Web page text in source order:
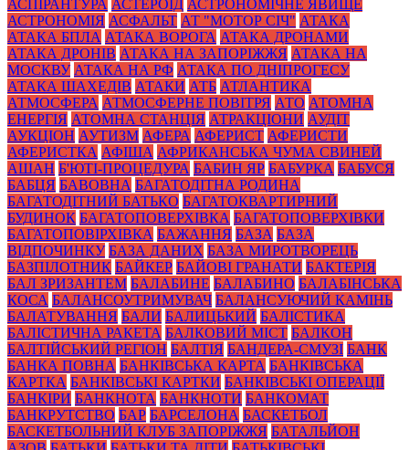
АСПІРАНТУРА АСТЕРОЇД АСТРОНОМІЧНЕ ЯВИЩЕ
АСТРОНОМІЯ АСФАЛЬТ АТ "МОТОР СІЧ" АТАКА
АТАКА БПЛА АТАКА ВОРОГА АТАКА ДРОНАМИ
АТАКА ДРОНІВ АТАКА НА ЗАПОРІЖЖЯ АТАКА НА
МОСКВУ АТАКА НА РФ АТАКА ПО ДНІПРОГЕСУ
АТАКА ШАХЕДІВ АТАКИ АТБ АТЛАНТИКА
АТМОСФЕРА АТМОСФЕРНЕ ПОВІТРЯ АТО АТОМНА
ЕНЕРГІЯ АТОМНА СТАНЦІЯ АТРАКЦІОНИ АУДІТ
АУКЦІОН АУТИЗМ АФЕРА АФЕРИСТ АФЕРИСТИ
АФЕРИСТКА АФІША АФРИКАНСЬКА ЧУМА СВИНЕЙ
АШАН Б'ЮТІ-ПРОЦЕДУРА БАБИН ЯР БАБУРКА БАБУСЯ
БАБЦЯ БАВОВНА БАГАТОДІТНА РОДИНА
БАГАТОДІТНИЙ БАТЬКО БАГАТОКВАРТИРНИЙ
БУДИНОК БАГАТОПОВЕРХІВКА БАГАТОПОВЕРХІВКИ
БАГАТОПОВІРХІВКА БАЖАННЯ БАЗА БАЗА
ВІДПОЧИНКУ БАЗА ДАНИХ БАЗА МИРОТВОРЕЦЬ
БАЗПІЛОТНИК БАЙКЕР БАЙОВІ ГРАНАТИ БАКТЕРІЯ
БАЛ ЗРИЗАНТЕМ БАЛАБИНЕ БАЛАБИНО БАЛАБІНСЬКА
КОСА БАЛАНСОУТРИМУВАЧ БАЛАНСУЮЧИЙ КАМІНЬ
БАЛАТУВАННЯ БАЛИ БАЛИЦЬКИЙ БАЛІСТИКА
БАЛІСТИЧНА РАКЕТА БАЛКОВИЙ МІСТ БАЛКОН
БАЛТІЙСЬКИЙ РЕГІОН БАЛТІЯ БАНДЕРА-СМУЗІ БАНК
БАНКА ПОВНА БАНКІВСЬКА КАРТА БАНКІВСЬКА
КАРТКА БАНКІВСЬКІ КАРТКИ БАНКІВСЬКІ ОПЕРАЦІЇ
БАНКІРИ БАНКНОТА БАНКНОТИ БАНКОМАТ
БАНКРУТСТВО БАР БАРСЕЛОНА БАСКЕТБОЛ
БАСКЕТБОЛЬНИЙ КЛУБ ЗАПОРІЖЖЯ БАТАЛЬЙОН